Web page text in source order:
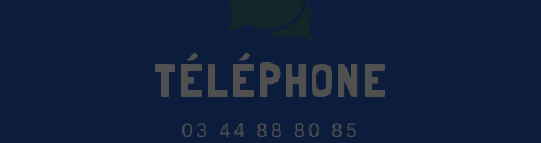
TÉLÉPHONE
03 44 88 80 85